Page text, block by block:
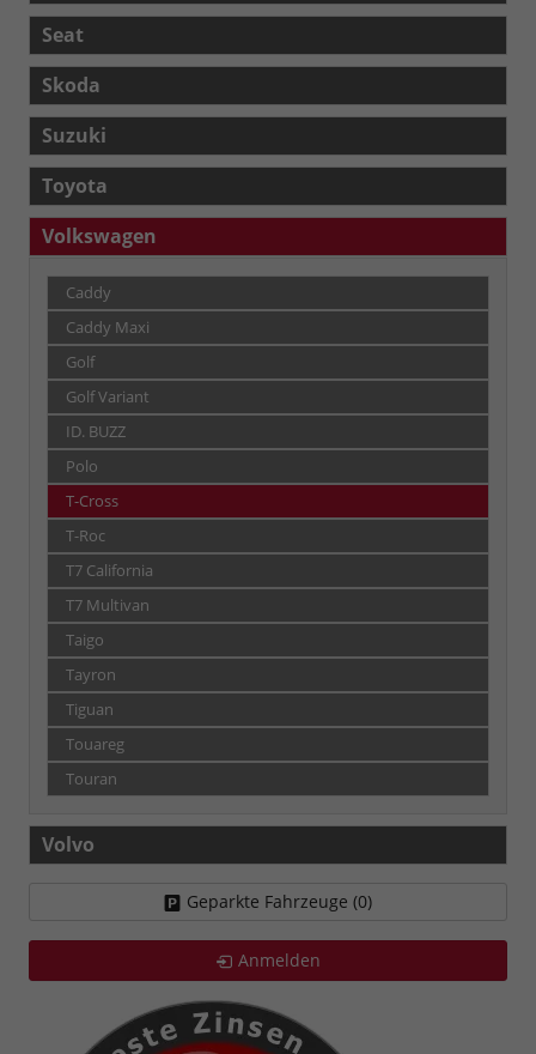
Seat
Skoda
Suzuki
Toyota
Volkswagen
Caddy
Caddy Maxi
Golf
Golf Variant
ID. BUZZ
Polo
T-Cross
T-Roc
T7 California
T7 Multivan
Taigo
Tayron
Tiguan
Touareg
Touran
Volvo
Geparkte Fahrzeuge (0)
Anmelden